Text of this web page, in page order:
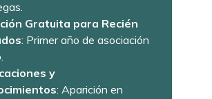
Gratuita para Recién
: Primer año de asociación
y
: Aparición en